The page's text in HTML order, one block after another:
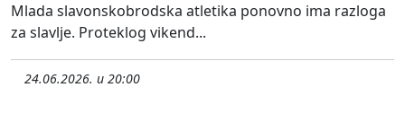
Mlada slavonskobrodska atletika ponovno ima razloga
za slavlje. Proteklog vikend...
24.06.2026. u 20:00